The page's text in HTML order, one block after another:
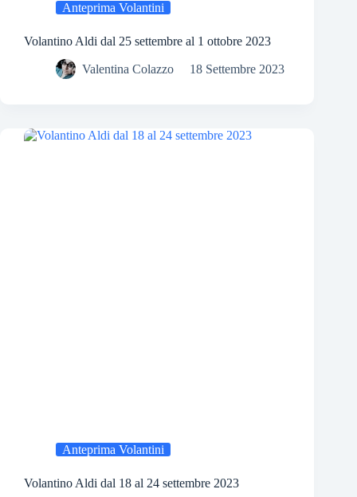
Anteprima Volantini
Volantino Aldi dal 25 settembre al 1 ottobre 2023
Valentina Colazzo 18 Settembre 2023
Anteprima Volantini
Volantino Aldi dal 18 al 24 settembre 2023